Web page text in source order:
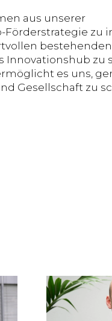
aus unserer
Förderstrategie zu
Innovationshub zu
es uns,
Gesellschaft zu